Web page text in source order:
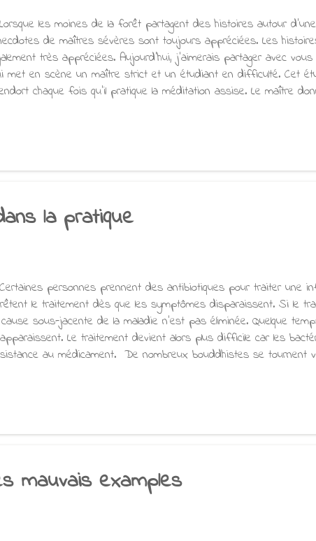
Lorsque les moines de la forêt partagent des histoires autour
de maîtres sévères sont toujours appréciées. Les
très appréciées. Aujourd'hui, j'aimerais partager avec
met en scène un maître strict et un étudiant en difficulté. Cet
chaque fois qu'il pratique la méditation assise. Le maître
touche presque le sol. Son corps revient à la verticale pendant
Enfin, le maître propose à l'étudiant un remède radical. Il lui
la pratique
Certaines personnes prennent des antibiotiques pour traiter une
le traitement dès que les symptômes disparaissent. Si le
sous-jacente de la maladie n'est pas éliminée. Quelque
Le traitement devient alors plus difficile car les
au médicament. De nombreux bouddhistes se tournent
Les souillures mentales qui étaient à l'origine de leur souffrance
une résistance à la pratique du Dhamma et sont encore
mauvais examples